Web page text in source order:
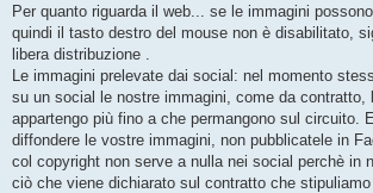
Per quanto riguarda il web... se le immagini
quindi il tasto destro del mouse non è disabilitato,
libera distribuzione .
Le immagini prelevate dai social: nel momento
su un social le nostre immagini, come da contratto,
appartengo più fino a che permangono sul circuito.
diffondere le vostre immagini, non pubblicatele in
col copyright non serve a nulla nei social perchè in
ciò che viene dichiarato sul contratto che